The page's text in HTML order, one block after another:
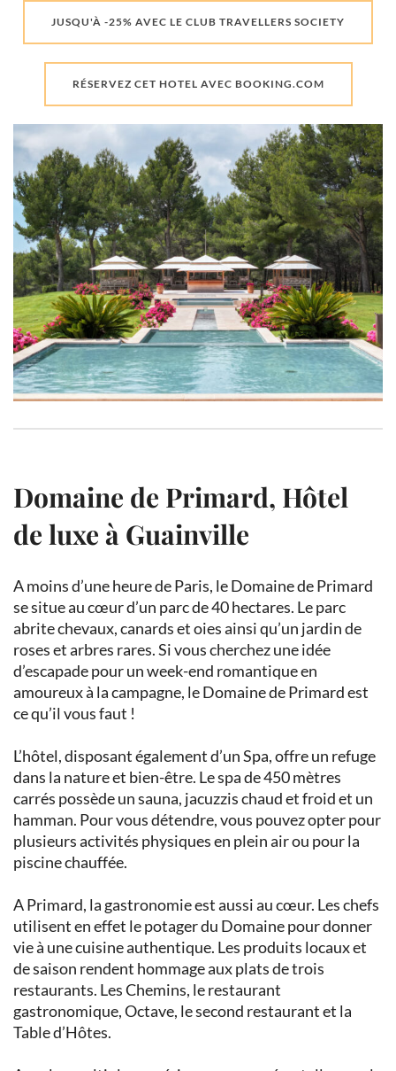
JUSQU'À -25% AVEC LE CLUB TRAVELLERS SOCIETY
RÉSERVEZ CET HOTEL AVEC BOOKING.COM
Domaine de Primard, Hôtel
de luxe à Guainville
A moins d’une heure de Paris, le Domaine de Primard
se situe au cœur d’un parc de 40 hectares. Le parc
abrite chevaux, canards et oies ainsi qu’un jardin de
roses et arbres rares. Si vous cherchez une idée
d’escapade pour un week-end romantique en
amoureux à la campagne, le Domaine de Primard est
ce qu’il vous faut !
L’hôtel, disposant également d’un Spa, offre un refuge
dans la nature et bien-être. Le spa de 450 mètres
carrés possède un sauna, jacuzzis chaud et froid et un
hamman. Pour vous détendre, vous pouvez opter pour
plusieurs activités physiques en plein air ou pour la
piscine chauffée.
A Primard, la gastronomie est aussi au cœur. Les chefs
utilisent en effet le potager du Domaine pour donner
vie à une cuisine authentique. Les produits locaux et
de saison rendent hommage aux plats de trois
restaurants. Les Chemins, le restaurant
gastronomique, Octave, le second restaurant et la
Table d’Hôtes.